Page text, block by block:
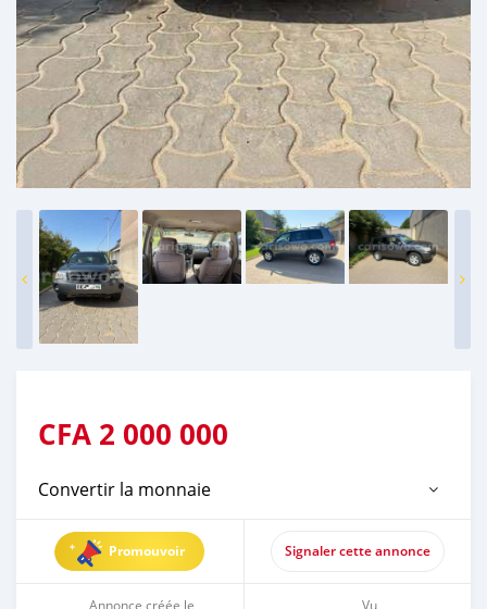
CFA 2 000 000
Convertir la monnaie
Promouvoir Signaler cette annonce
Annonce créée le
Vu